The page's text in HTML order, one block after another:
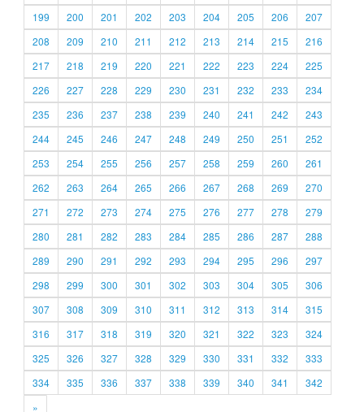
199
200 201 202 203 204 205 206
207
208
209 210 211 212 213 214 215
216
217
218 219 220 221 222 223 224
225
226
227 228 229 230 231 232 233
234
235
236 237 238 239 240 241 242
243
244
245 246 247 248 249 250 251
252
253
254 255 256 257 258 259 260
261
262
263 264 265 266 267 268 269
270
271
272 273 274 275 276 277 278
279
280
281 282 283 284 285 286 287
288
289
290 291 292 293 294 295 296
297
298
299 300 301 302 303 304 305
306
307
308 309 310 311 312 313 314
315
316
317 318 319 320 321 322 323
324
325
326 327 328 329 330 331 332
333
334
335 336 337 338 339 340 341
342
»